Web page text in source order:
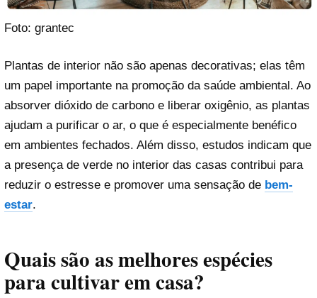
Foto: grantec
Plantas de interior não são apenas decorativas; elas têm
um papel importante na promoção da saúde ambiental. Ao
absorver dióxido de carbono e liberar oxigênio, as plantas
ajudam a purificar o ar, o que é especialmente benéfico
em ambientes fechados. Além disso, estudos indicam que
a presença de verde no interior das casas contribui para
reduzir o estresse e promover uma sensação de bem-
estar.
Quais são as melhores espécies
para cultivar em casa?